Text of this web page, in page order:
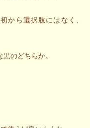
から選択肢にはなく、
のどちらか。